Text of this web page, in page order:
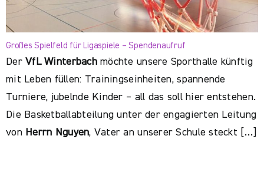
Großes Spielfeld für Ligaspiele – Spendenaufruf
DerVfL Winterbachmöchte unsere Sporthalle künftig
mit Leben füllen: Trainingseinheiten, spannende
Turniere, jubelnde Kinder – all das soll hier entstehen.
Die Basketballabteilung unter der engagierten Leitung
von Herrn Nguyen, Vater an unserer Schule steckt […]